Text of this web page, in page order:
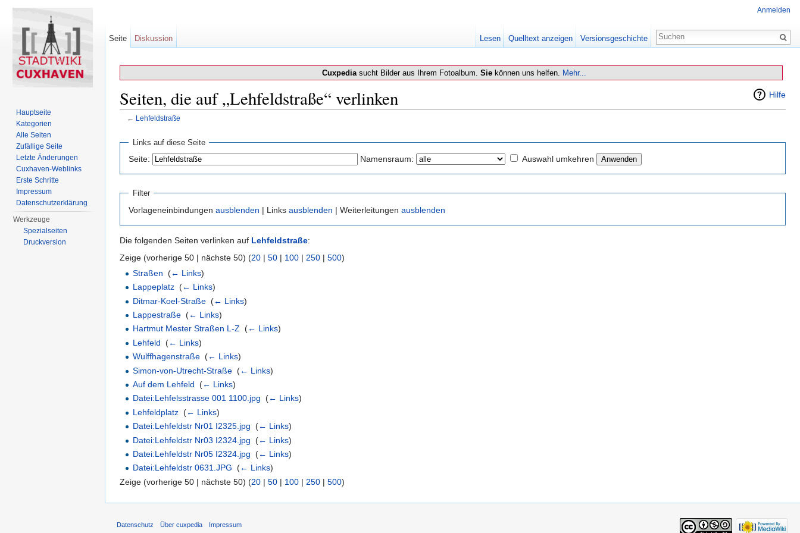
Cuxpediasucht Bilder aus Ihrem Fotoalbum. Sie können uns helfen. Mehr...
Hilfe
Seiten, die auf „Lehfeldstraße“ verlinken
← Lehfeldstraße
Links auf diese Seite
Seite: Namensraum: Auswahl umkehren
Filter
Vorlageneinbindungen ausblenden | Links ausblenden | Weiterleitungen ausblenden
Die folgenden Seiten verlinken auf Lehfeldstraße:
Zeige (vorherige 50 | nächste 50) (20 | 50 | 100 | 250 | 500)
Straßen
(← Links)
Lappeplatz (← Links)
Ditmar-Koel-Straße (← Links)
Lappestraße (← Links)
Hartmut Mester Straßen L-Z (← Links)
Lehfeld
(← Links)
Wulffhagenstraße (← Links)
Simon-von-Utrecht-Straße (← Links)
Auf dem Lehfeld
(← Links)
Datei:Lehfelsstrasse 001 1100.jpg
(← Links)
Lehfeldplatz (← Links)
Datei:Lehfeldstr Nr01 I2325.jpg
(← Links)
Datei:Lehfeldstr Nr03 I2324.jpg
(← Links)
Datei:Lehfeldstr Nr05 I2324.jpg
(← Links)
Datei:Lehfeldstr 0631.JPG
(← Links)
Zeige (vorherige 50 | nächste 50) (20 | 50 | 100 | 250 | 500)
Anmelden
Seite Diskussion Lesen Quelltext anzeigen Versionsgeschichte
Hauptseite
Kategorien
Alle Seiten
Zufällige Seite
Letzte Änderungen
Cuxhaven-Weblinks
Erste Schritte
Impressum
Datenschutzerklärung
Werkzeuge
Spezialseiten
Druckversion
Datenschutz Über cuxpedia Impressum